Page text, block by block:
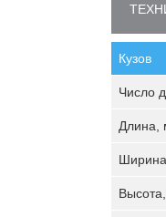
Кузов
Число
Длина,